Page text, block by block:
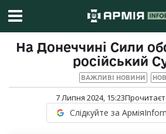
На Донеччині Сили
російський
ВАЖЛИВІ НОВИНИ
7 Липня 2024, 15:23
Слідкуйте за